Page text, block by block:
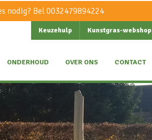
nodig? Bel0032479894224
Keuzehulp Kunstgras-webshop
ONDERHOUD OVER ONS CONTACT